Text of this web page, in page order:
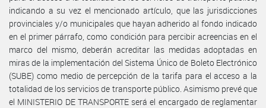
indicando a su vez el mencionado artículo, que las jurisdicciones
provinciales y/o municipales que hayan adherido al fondo indicado
en el primer párrafo, como condición para percibir acreencias en el
marco del mismo, deberán acreditar las medidas adoptadas en
miras de la implementación del Sistema Único de Boleto Electrónico
(SUBE) como medio de percepción de la tarifa para el acceso a la
totalidad de los servicios de transporte público. Asimismo prevé que
el MINISTERIO DE TRANSPORTE será el encargado de reglamentar